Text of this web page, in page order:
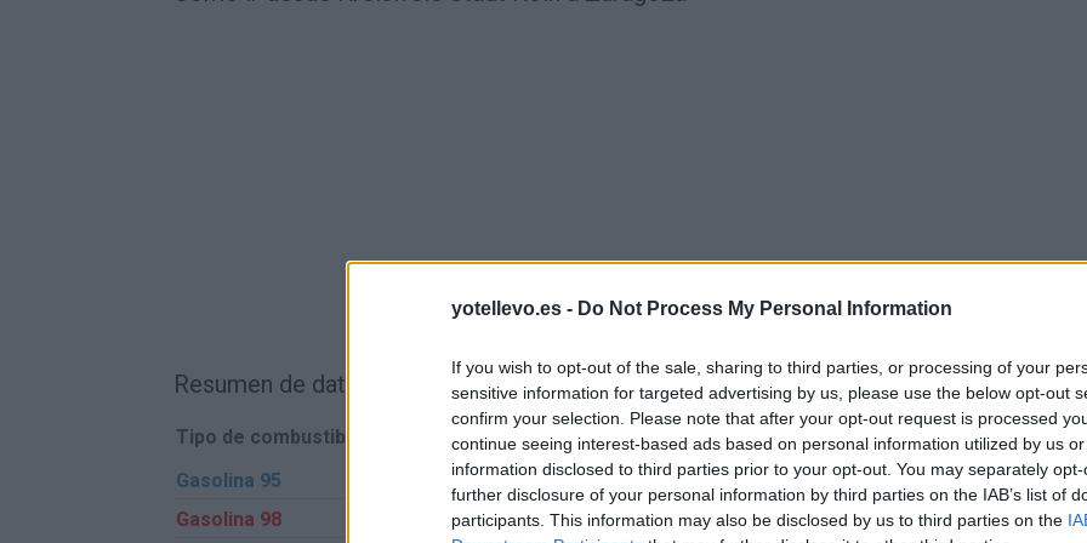
yotellevo.es - Do Not Process My Personal Information
If you wish to opt-out of the sale, sharing to third parties, or processing of your
sensitive information for targeted advertising by us, please use the below opt-out
confirm your selection. Please note that after your opt-out request is processed
continue seeing interest-based ads based on personal information utilized by us
information disclosed to third parties prior to your opt-out. You may separately
further disclosure of your personal information by third parties on the IAB’s list of
participants. This information may also be disclosed by us to third parties on the
Resumen de datos de la ruta entre Kreisfreie Stadt Köln y Zaragoza
Tipo de combustible Precio por litro Gasto 5l/100km Gasto 7l/100km
Gasto 10l/100km
Gasolina 95
78l.- 0,00€ 109l.- 0,00€ 156l.- 0,00€
Gasolina 98
78l.- 0,00€ 109 l.- 0,00€ 156l.- 0,00€